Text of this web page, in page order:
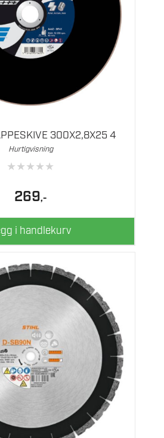
300X2,8X25 4
Hurtigvisning
★★★★★
269,-
i handlekurv